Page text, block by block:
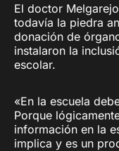
El doctor
todavía la piedra
donación de
instalaron la
escolar.
«En la escuela
Porque
información en la
implica y es un